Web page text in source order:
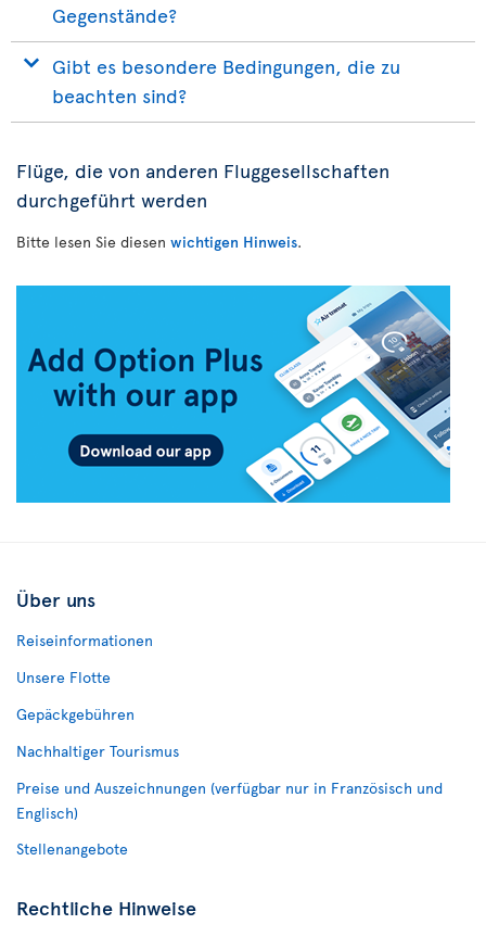
Gegenstände?
Gibt es besondere Bedingungen, die zu
beachten sind?
Flüge, die von anderen Fluggesellschaften
durchgeführt werden
Bitte lesen Sie diesen wichtigen Hinweis.
Über uns
Reiseinformationen
Unsere Flotte
Gepäckgebühren
Nachhaltiger Tourismus
Preise und Auszeichnungen (verfügbar nur in Französisch und
Englisch)
Stellenangebote
Rechtliche Hinweise